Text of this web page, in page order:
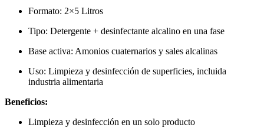
Formato: 2×5 Litros
Tipo: Detergente + desinfectante alcalino en una fase
Base activa: Amonios cuaternarios y sales alcalinas
Uso: Limpieza y desinfección de superficies, incluida
industria alimentaria
Beneficios:
Limpieza y desinfección en un solo producto